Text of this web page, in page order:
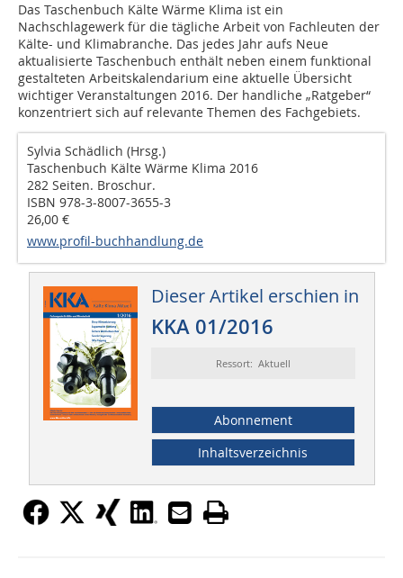
Das Taschenbuch Kälte Wärme Klima ist ein
Nachschlagewerk für die tägliche Arbeit von Fachleuten der
Kälte- und Klimabranche. Das jedes Jahr aufs Neue
aktualisierte Taschenbuch enthält neben einem funktional
gestalteten Arbeitskalendarium eine aktuelle Übersicht
wichtiger Veranstaltungen 2016. Der handliche „Ratgeber“
konzentriert sich auf relevante Themen des Fachgebiets.
Sylvia Schädlich (Hrsg.)
Taschenbuch Kälte Wärme Klima 2016
282 Seiten. Broschur.
ISBN 978-3-8007-3655-3
26,00 €
www.profil-buchhandlung.de
Dieser Artikel erschien in
KKA 01/2016
Ressort: Aktuell
Abonnement
Inhaltsverzeichnis